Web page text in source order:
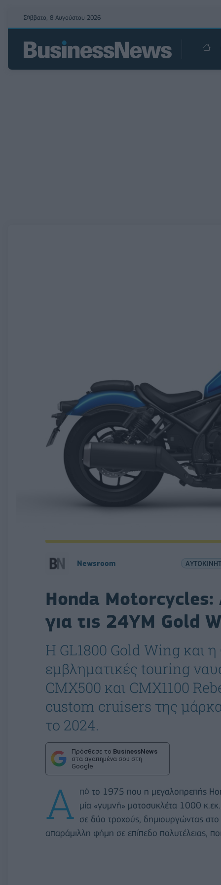
Σάββατο, 8 Αυγούστου 2026
Newsroom
Honda Motorcycles:
για τις 24ΥΜ Gold
Η GL1800 Gold Wing και η
εμβληματικές touring
CMX500 και CMX1100
custom cruisers της
το 2024.
Πρόσθεσε το BusinessNews
στα αγαπημένα σου στη
Google
Α πό το 1975 που η μεγαλοπρεπής
μία «γυμνή» μοτοσυκλέτα 1000
σε δύο τροχούς, δημιουργώντας
απαράμιλλη φήμη σε επίπεδο πολυτέλειας,